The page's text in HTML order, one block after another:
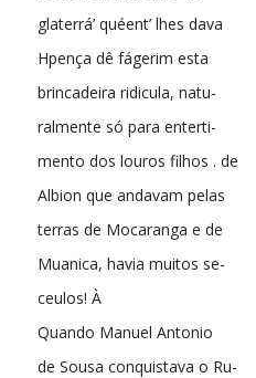
glaterrá’ quéent’ lhes dava
Hpença dê fágerim esta
brincadeira ridicula, natu-
ralmente só para enterti-
mento dos louros filhos . de
Albion que andavam pelas
terras de Mocaranga e de
Muanica, havia muitos se-
ceulos! À
Quando Manuel Antonio
de Sousa conquistava o Ru-